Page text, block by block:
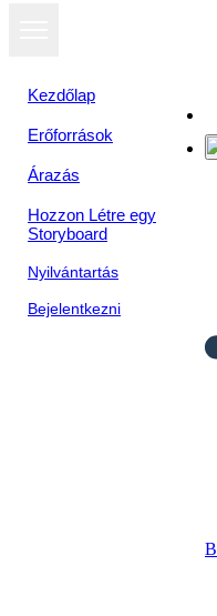
Kezdőlap
Erőforrások
Árazás
Hozzon Létre egy
Storyboard
Nyilvántartás
Bejelentkezni
Nuovo